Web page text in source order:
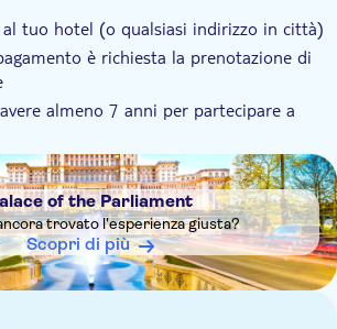
tuo hotel (o qualsiasi indirizzo in città)
è richiesta la prenotazione di
almeno 7 anni per partecipare a
Parliament
of the Parliament
trovato l'esperienza giusta?
Scopri di più